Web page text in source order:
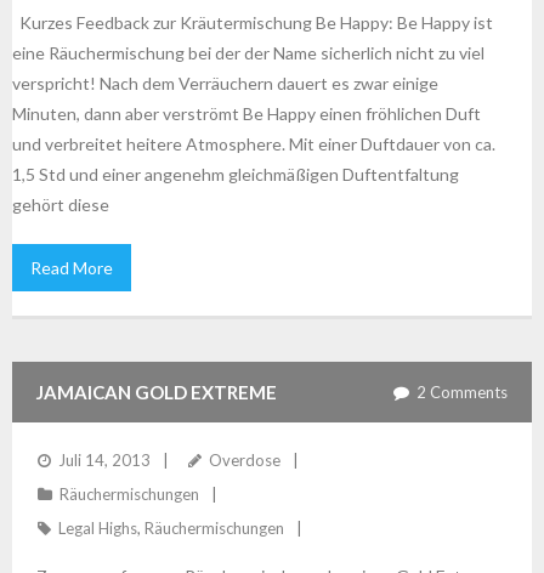
Kurzes Feedback zur Kräutermischung Be Happy: Be Happy ist
eine Räuchermischung bei der der Name sicherlich nicht zu viel
verspricht! Nach dem Verräuchern dauert es zwar einige
Minuten, dann aber verströmt Be Happy einen fröhlichen Duft
und verbreitet heitere Atmosphere. Mit einer Duftdauer von ca.
1,5 Std und einer angenehm gleichmäßigen Duftentfaltung
gehört diese
Read More
JAMAICAN GOLD EXTREME
Juli 14, 2013
Overdose
Räuchermischungen
Legal Highs, Räuchermischungen
2 Comments